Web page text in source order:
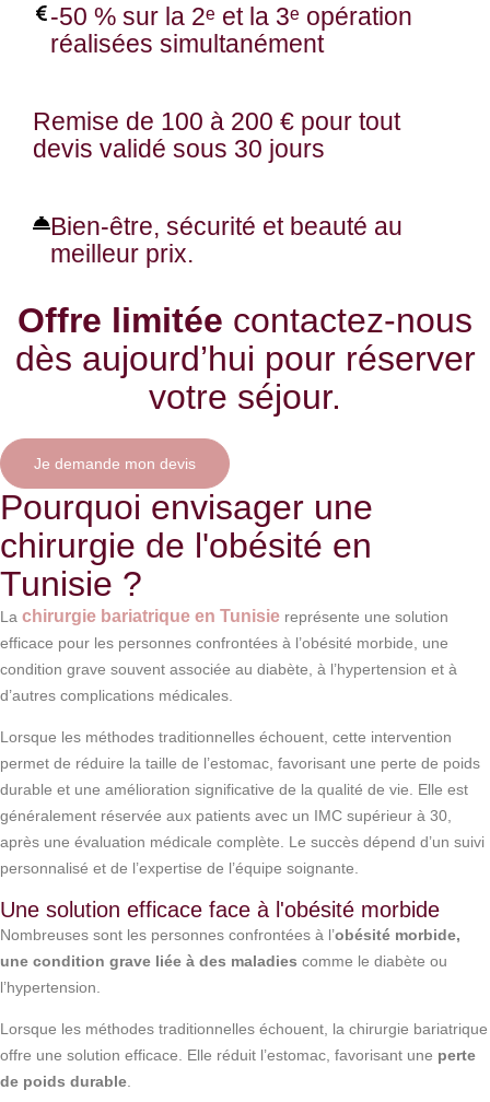
-50 % sur la 2ᵉ et la 3ᵉ opération
réalisées simultanément
Remise de 100 à 200 € pour tout
devis validé sous 30 jours
Bien-être, sécurité et beauté au
meilleur prix.
Offre limitée contactez-nous
dès aujourd’hui pour réserver
votre séjour.
Je demande mon devis
Pourquoi envisager une
chirurgie de l'obésité en
Tunisie ?
La chirurgie bariatrique en Tunisie représente une solution
efficace pour les personnes confrontées à l’obésité morbide, une
condition grave souvent associée au diabète, à l’hypertension et à
d’autres complications médicales.
Lorsque les méthodes traditionnelles échouent, cette intervention
permet de réduire la taille de l’estomac, favorisant une perte de poids
durable et une amélioration significative de la qualité de vie. Elle est
généralement réservée aux patients avec un IMC supérieur à 30,
après une évaluation médicale complète. Le succès dépend d’un suivi
personnalisé et de l’expertise de l’équipe soignante.
Une solution efficace face à l'obésité morbide
Nombreuses sont les personnes confrontées à l’obésité morbide,
une condition grave liée à des maladies comme le diabète ou
l’hypertension.
Lorsque les méthodes traditionnelles échouent, la chirurgie bariatrique
offre une solution efficace. Elle réduit l’estomac, favorisant une perte
de poids durable